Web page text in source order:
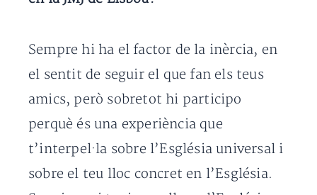
Sempre hi ha el factor de la inèrcia, en
el sentit de seguir el que fan els teus
amics, però sobretot hi participo
perquè és una experiència que
t’interpel·la sobre l’Església universal i
sobre el teu lloc concret en l’Església.